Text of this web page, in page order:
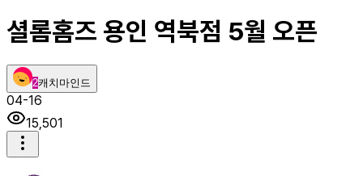
셜롬홈즈 용인 역북점 5월 오픈
2캐치마인드
04-16
15,501